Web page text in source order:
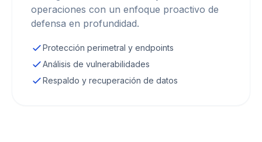
operaciones con un enfoque proactivo de
defensa en profundidad.
Protección perimetral y endpoints
Análisis de vulnerabilidades
Respaldo y recuperación de datos